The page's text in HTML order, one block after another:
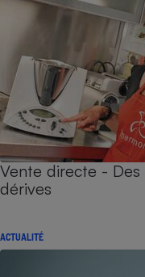
Vente directe -
dérives
ACTUALITÉ